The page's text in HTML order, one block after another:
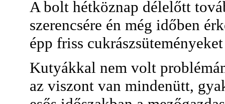
A bolt hétköznap délelőtt
szerencsére én még időben
épp friss
Kutyákkal nem volt
az viszont van mindenütt,